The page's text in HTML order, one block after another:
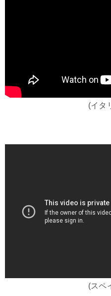
(イタ
(スペ